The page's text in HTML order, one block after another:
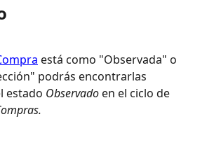
está como "Observada" o
podrás encontrarlas
estado Observado en el ciclo de